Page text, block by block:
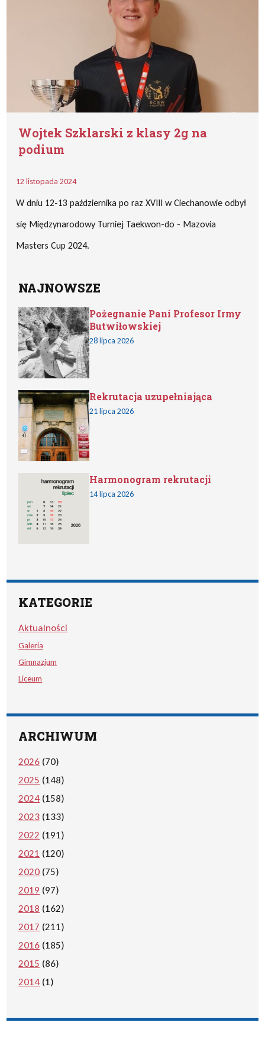
Wojtek Szklarski z klasy 2g na
podium
12 listopada 2024
W dniu 12-13 października po raz XVIII w Ciechanowie odbył
się Międzynarodowy Turniej Taekwon-do - Mazovia
Masters Cup 2024.
NAJNOWSZE
Pożegnanie Pani Profesor Irmy
Butwiłowskiej
28 lipca 2026
Rekrutacja uzupełniająca
21 lipca 2026
Harmonogram rekrutacji
14 lipca 2026
KATEGORIE
Aktualności
Galeria
Gimnazjum
Liceum
ARCHIWUM
2026 (70)
2025 (148)
2024 (158)
2023 (133)
2022 (191)
2021 (120)
2020 (75)
2019 (97)
2018 (162)
2017 (211)
2016 (185)
2015 (86)
2014 (1)